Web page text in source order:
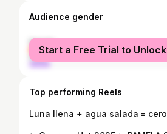
Audience gender
female
male
Start a Free Trial to Unlock
Top performing Reels